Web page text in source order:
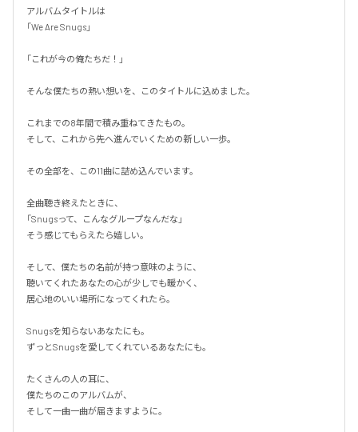
アルバムタイトルは
「We Are Snugs」
「これが今の俺たちだ！」
そんな僕たちの熱い想いを、このタイトルに込めました。
これまでの8年間で積み重ねてきたもの。
そして、これから先へ進んでいくための新しい一歩。
その全部を、この11曲に詰め込んでいます。
全曲聴き終えたときに、
「Snugsって、こんなグループなんだな」
そう感じてもらえたら嬉しい。
そして、僕たちの名前が持つ意味のように、
聴いてくれたあなたの心が少しでも暖かく、
居心地のいい場所になってくれたら。
Snugsを知らないあなたにも。
ずっとSnugsを愛してくれているあなたにも。
たくさんの人の耳に、
僕たちのこのアルバムが、
そして一曲一曲が届きますように。